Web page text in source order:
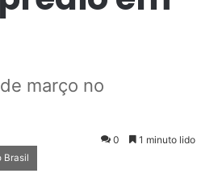
março no
0 1 minuto lido
Brasil